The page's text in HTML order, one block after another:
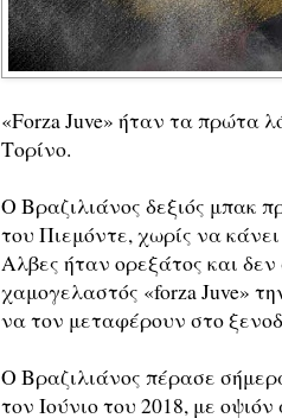
«Forza Juve» ήταν τα πρώτα
Τορίνο.
Ο Βραζιλιάνος δεξιός μπακ
του Πιεμόντε, χωρίς να
Αλβες ήταν ορεξάτος και
χαμογελαστός «forza Juve»
να τον μεταφέρουν στο
Ο Βραζιλιάνος πέρασε
τον Ιούνιο του 2018, με